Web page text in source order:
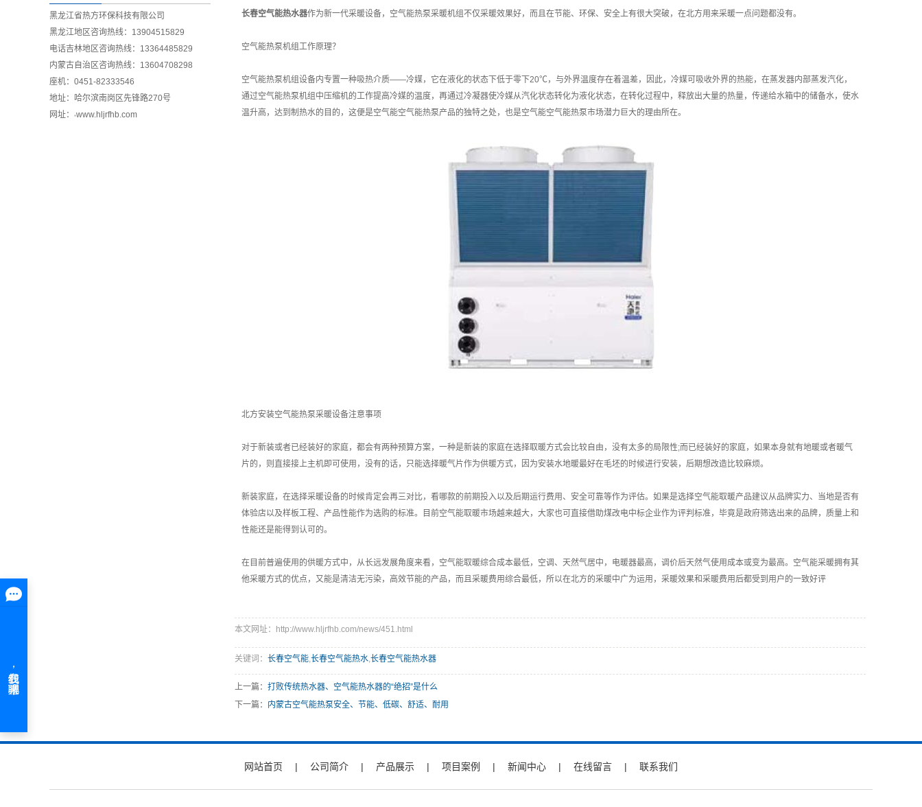
黑龙江省热方环保科技有限公司
黑龙江地区咨询热线：13904515829
电话吉林地区咨询热线：13364485829
内蒙古自治区咨询热线：13604708298
座机：0451-82333546
地址：哈尔滨南岗区先锋路270号
网址：
www.hljrfhb.com
长春空气能热水器作为新一代采暖设备，空气能热泵采暖机组不仅采暖效果好，而且在节能、环保、安全上有很大突破，在北方用来采暖一点问题都没有。
空气能热泵机组工作原理？
空气能热泵机组设备内专置一种吸热介质——冷媒，它在液化的状态下低于零下20℃，与外界温度存在着温差，因此，冷媒可吸收外界的热能，在蒸发器内部蒸发汽化，
通过空气能热泵机组中压缩机的工作提高冷媒的温度，再通过冷凝器使冷媒从汽化状态转化为液化状态，在转化过程中，释放出大量的热量，传递给水箱中的储备水，使水
温升高，达到制热水的目的，这便是空气能空气能热泵产品的独特之处，也是空气能空气能热泵市场潜力巨大的理由所在。
北方安装空气能热泵采暖设备注意事项
对于新装或者已经装好的家庭，都会有两种预算方案，一种是新装的家庭在选择取暖方式会比较自由，没有太多的局限性;而已经装好的家庭，如果本身就有地暖或者暖气
片的，则直接接上主机即可使用，没有的话，只能选择暖气片作为供暖方式，因为安装水地暖最好在毛坯的时候进行安装，后期想改造比较麻烦。
新装家庭，在选择采暖设备的时候肯定会再三对比，看哪款的前期投入以及后期运行费用、安全可靠等作为评估。如果是选择空气能取暖产品建议从品牌实力、当地是否有
体验店以及样板工程、产品性能作为选购的标准。目前空气能取暖市场越来越大，大家也可直接借助煤改电中标企业作为评判标准，毕竟是政府筛选出来的品牌，质量上和
性能还是能得到认可的。
在目前普遍使用的供暖方式中，从长远发展角度来看，空气能取暖综合成本最低，空调、天然气居中，电暖器最高，调价后天然气使用成本或变为最高。空气能采暖拥有其
他采暖方式的优点，又能是清洁无污染，高效节能的产品，而且采暖费用综合最低，所以在北方的采暖中广为运用，采暖效果和采暖费用后都受到用户的一致好评
本文网址：http://www.hljrfhb.com/news/451.html
关键词： 长春空气能,长春空气能热水,长春空气能热水器
上一篇： 打败传统热水器、空气能热水器的“绝招”是什么
下一篇： 内蒙古空气能热泵安全、节能、低碳、舒适、耐用
网站首页 | 公司简介 | 产品展示 | 项目案例 | 新闻中心 | 在线留言 | 联系我们